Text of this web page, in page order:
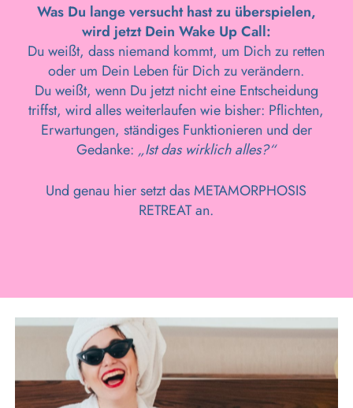
Was Du lange versucht hast zu überspielen,
wird jetzt Dein Wake Up Call:
Du weißt, dass niemand kommt, um Dich zu retten
oder um Dein Leben für Dich zu verändern.
Du weißt, wenn Du jetzt nicht eine Entscheidung
triffst, wird alles weiterlaufen wie bisher: Pflichten,
Erwartungen, ständiges Funktionieren und der
Gedanke: „Ist das wirklich alles?“
Und genau hier setzt das METAMORPHOSIS
RETREAT an.